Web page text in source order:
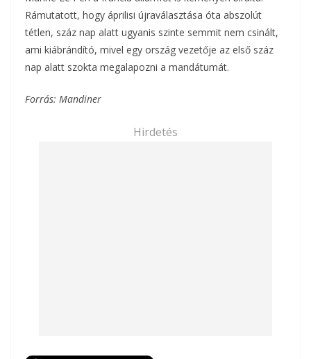
Rámutatott, hogy áprilisi újraválasztása óta abszolút
tétlen, száz nap alatt ugyanis szinte semmit nem csinált,
ami kiábrándító, mivel egy ország vezetője az első száz
nap alatt szokta megalapozni a mandátumát.
Forrás: Mandiner
Hirdetés